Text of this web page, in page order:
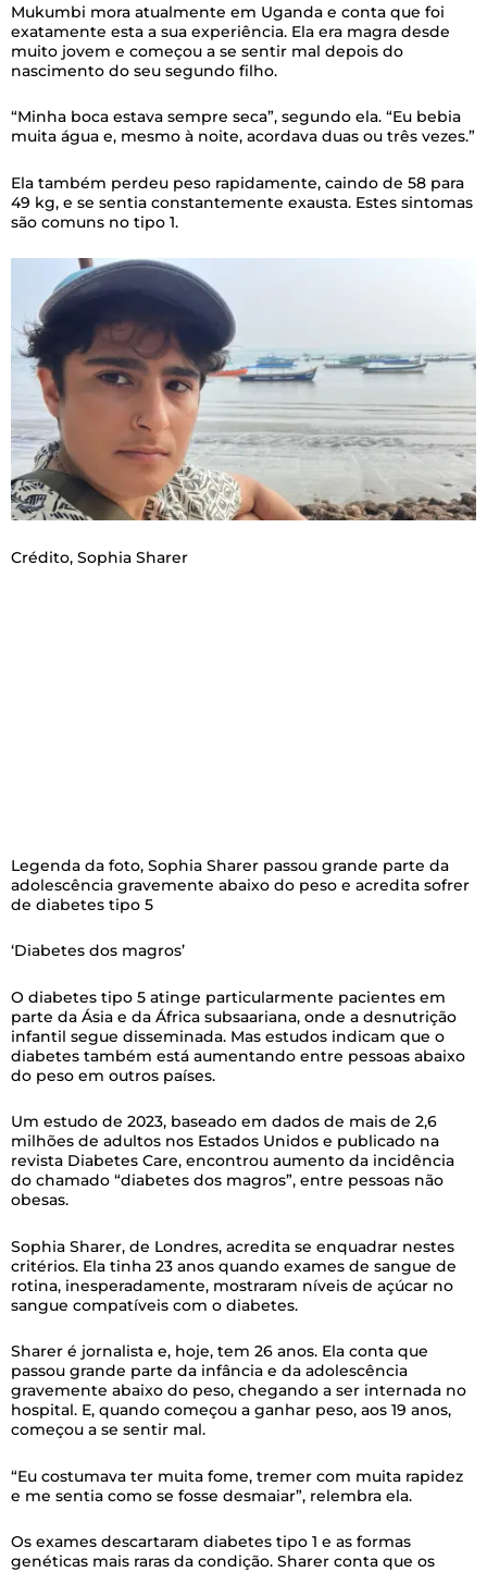
Mukumbi mora atualmente em Uganda e conta que foi
exatamente esta a sua experiência. Ela era magra desde
muito jovem e começou a se sentir mal depois do
nascimento do seu segundo filho.
“Minha boca estava sempre seca”, segundo ela. “Eu bebia
muita água e, mesmo à noite, acordava duas ou três vezes.”
Ela também perdeu peso rapidamente, caindo de 58 para
49 kg, e se sentia constantemente exausta. Estes sintomas
são comuns no tipo 1.
Crédito, Sophia Sharer
Legenda da foto, Sophia Sharer passou grande parte da
adolescência gravemente abaixo do peso e acredita sofrer
de diabetes tipo 5
‘Diabetes dos magros’
O diabetes tipo 5 atinge particularmente pacientes em
parte da Ásia e da África subsaariana, onde a desnutrição
infantil segue disseminada. Mas estudos indicam que o
diabetes também está aumentando entre pessoas abaixo
do peso em outros países.
Um estudo de 2023, baseado em dados de mais de 2,6
milhões de adultos nos Estados Unidos e publicado na
revista Diabetes Care, encontrou aumento da incidência
do chamado “diabetes dos magros”, entre pessoas não
obesas.
Sophia Sharer, de Londres, acredita se enquadrar nestes
critérios. Ela tinha 23 anos quando exames de sangue de
rotina, inesperadamente, mostraram níveis de açúcar no
sangue compatíveis com o diabetes.
Sharer é jornalista e, hoje, tem 26 anos. Ela conta que
passou grande parte da infância e da adolescência
gravemente abaixo do peso, chegando a ser internada no
hospital. E, quando começou a ganhar peso, aos 19 anos,
começou a se sentir mal.
“Eu costumava ter muita fome, tremer com muita rapidez
e me sentia como se fosse desmaiar”, relembra ela.
Os exames descartaram diabetes tipo 1 e as formas
genéticas mais raras da condição. Sharer conta que os